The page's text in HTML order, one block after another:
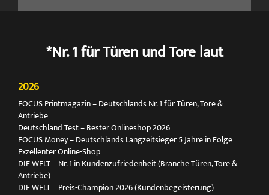
*Nr. 1 für Türen und Tore laut
2026
FOCUS Printmagazin – Deutschlands Nr. 1 für Türen, Tore &
Antriebe
Deutschland Test – Bester Onlineshop 2026
FOCUS Money – Deutschlands Langzeitsieger 5 Jahre in Folge
Exzellenter Online-Shop
DIE WELT – Nr. 1 in Kundenzufriedenheit (Branche Türen, Tore &
Antriebe)
DIE WELT – Preis-Champion 2026 (Kundenbegeisterung)